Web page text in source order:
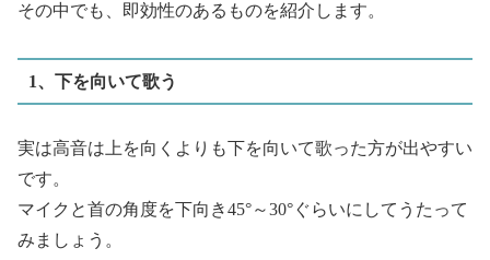
その中でも、即効性のあるものを紹介します。
1、下を向いて歌う
実は高音は上を向くよりも下を向いて歌った方が出やすい
です。
マイクと首の角度を下向き45°～30°ぐらいにしてうたって
みましょう。